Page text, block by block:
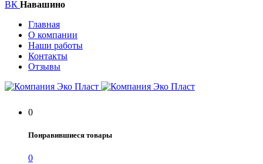
ВК Навашино
Главная
О компании
Наши работы
Контакты
Отзывы
0
Понравившиеся товары
0